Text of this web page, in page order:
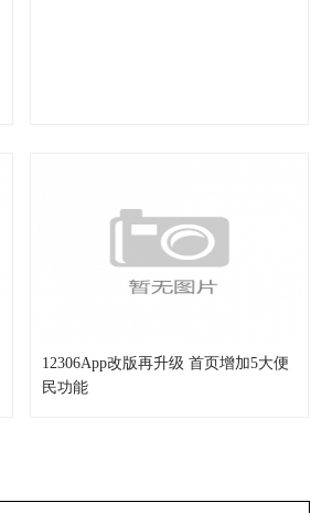
12306App改版再升级 首页增加5大便
民功能